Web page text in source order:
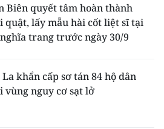
Biên quyết tâm hoàn thành
quật, lấy mẫu hài cốt liệt sĩ tại
trang trước ngày 30/9
La khẩn cấp sơ tán 84 hộ dân
vùng nguy cơ sạt lở